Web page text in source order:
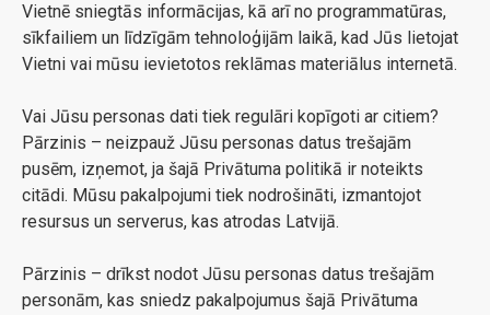
Vietnē sniegtās informācijas, kā arī no programmatūras,
sīkfailiem un līdzīgām tehnoloģijām laikā, kad Jūs lietojat
Vietni vai mūsu ievietotos reklāmas materiālus internetā.
Vai Jūsu personas dati tiek regulāri kopīgoti ar citiem?
Pārzinis – neizpauž Jūsu personas datus trešajām
pusēm, izņemot, ja šajā Privātuma politikā ir noteikts
citādi. Mūsu pakalpojumi tiek nodrošināti, izmantojot
resursus un serverus, kas atrodas Latvijā.
Pārzinis – drīkst nodot Jūsu personas datus trešajām
personām, kas sniedz pakalpojumus šajā Privātuma